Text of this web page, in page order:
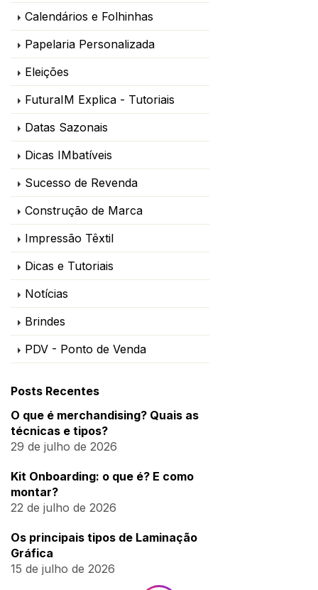
PNG pronto para enviar para impressão DTF,
garantindo que sua arte seja impressa com alta
qualidade e sem fundos indesejados!
Calendários e Folhinhas
Papelaria Personalizada
Eleições
FuturaIM Explica - Tutoriais
Datas Sazonais
Dicas IMbatíveis
Sucesso de Revenda
Construção de Marca
Impressão Têxtil
Dicas e Tutoriais
Notícias
Brindes
PDV - Ponto de Venda
Posts Recentes
O que é merchandising? Quais as
técnicas e tipos?
29 de julho de 2026
Kit Onboarding: o que é? E como
montar?
22 de julho de 2026
Os principais tipos de Laminação
Gráfica
15 de julho de 2026